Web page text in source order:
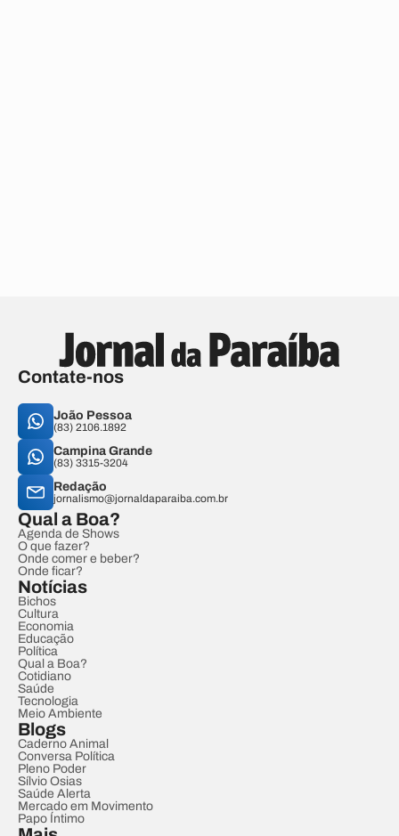
Contate-nos
João Pessoa
(83) 2106.1892
Campina Grande
(83) 3315-3204
Redação
jornalismo@jornaldaparaiba.com.br
Qual a Boa?
Agenda de Shows
O que fazer?
Onde comer e beber?
Onde ficar?
Notícias
Bichos
Cultura
Economia
Educação
Política
Qual a Boa?
Cotidiano
Saúde
Tecnologia
Meio Ambiente
Blogs
Caderno Animal
Conversa Política
Pleno Poder
Sílvio Osias
Saúde Alerta
Mercado em Movimento
Papo Íntimo